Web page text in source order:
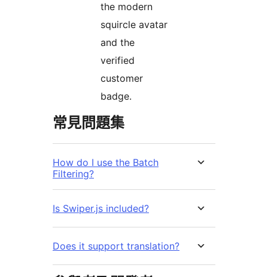
the modern
squircle avatar
and the
verified
customer
badge.
常見問題集
How do I use the Batch
Filtering?
Is Swiper.js included?
Does it support translation?